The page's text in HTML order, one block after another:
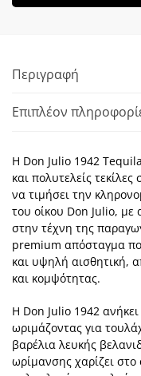
Περιγραφή
Επιπλέον
Η Don Julio 1942
και πολυτελείς
να τιμήσει την
του οίκου Don Julio,
στην τέχνη της
premium απόσταγμα
και υψηλή αισθητική,
και κομψότητας.
Η Don Julio 1942
ωριμάζοντας για
βαρέλια λευκής
ωρίμανσης χαρίζει στο